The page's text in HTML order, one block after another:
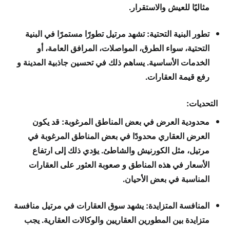
مثاليًا للعيش والاستقرار.
تطور البنية التحتية: تشهد مرتيل تطورًا مستمرًا في البنية
التحتية، سواء الطرق، المواصلات، المرافق العامة، أو
الخدمات الأساسية. يساهم ذلك في تحسين جاذبية المدينة و
رفع قيمة العقارات.
التحديات:
محدودية العرض في بعض المناطق المرغوبة: قد يكون
العرض العقاري محدودًا في بعض المناطق المرغوبة في
مرتيل، مثل الكورنيش والشاطئ. يؤدي ذلك إلى ارتفاع
الأسعار في هذه المناطق و صعوبة العثور على العقارات
المناسبة في بعض الأحيان.
المنافسة المتزايدة: يشهد سوق العقارات في مرتيل منافسة
متزايدة بين المطورين العقاريين والوكالات العقارية. يجب